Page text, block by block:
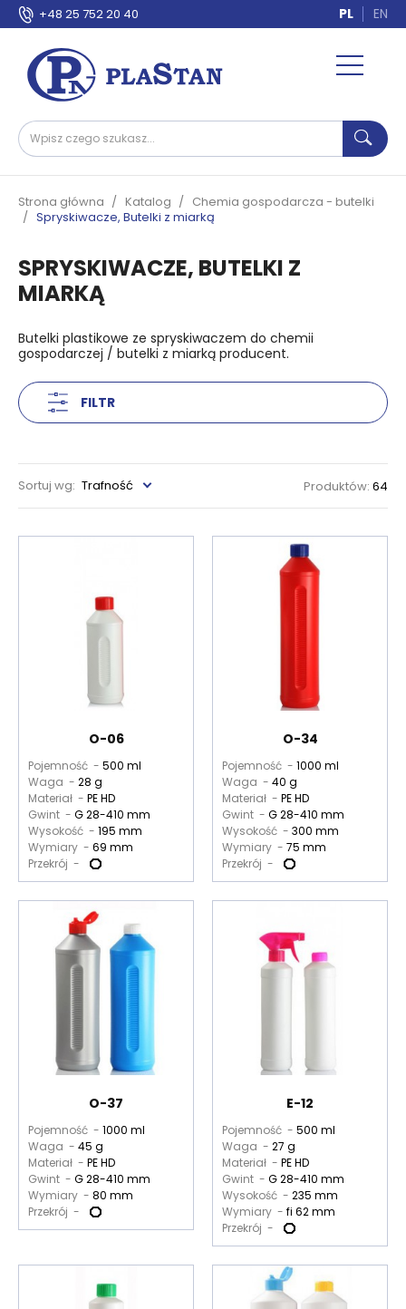
+48 25 752 20 40 PL EN
Strona główna Katalog
Chemia gospodarcza - butelki
Spryskiwacze, Butelki z miarką
SPRYSKIWACZE, BUTELKI Z
MIARKĄ
Butelki plastikowe ze spryskiwaczem do chemii
gospodarczej / butelki z miarką producent.
FILTR
Produktów: 64
Sortuj wg: Trafność
O-06
Pojemność - 500 ml
Waga - 28 g
Materiał - PE HD
Gwint - G 28-410 mm
Wysokość - 195 mm
Wymiary - 69 mm
Przekrój -
O-34
Pojemność - 1000 ml
Waga - 40 g
Materiał - PE HD
Gwint - G 28-410 mm
Wysokość - 300 mm
Wymiary - 75 mm
Przekrój -
O-37
Pojemność - 1000 ml
Waga - 45 g
Materiał - PE HD
Gwint - G 28-410 mm
Wymiary - 80 mm
Przekrój -
E-12
Pojemność - 500 ml
Waga - 27 g
Materiał - PE HD
Gwint - G 28-410 mm
Wysokość - 235 mm
Wymiary - fi 62 mm
Przekrój -